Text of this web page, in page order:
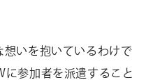
いを抱いているわけで
に参加者を派遣すること